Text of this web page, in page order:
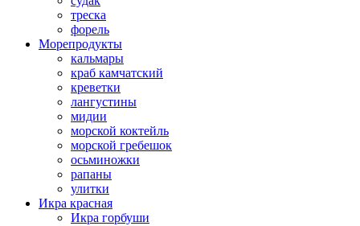
треска
форель
Морепродукты
кальмары
краб камчатский
креветки
лангустины
мидии
морской коктейль
морской гребешок
осьминожки
рапаны
улитки
Икра красная
Икра горбуши